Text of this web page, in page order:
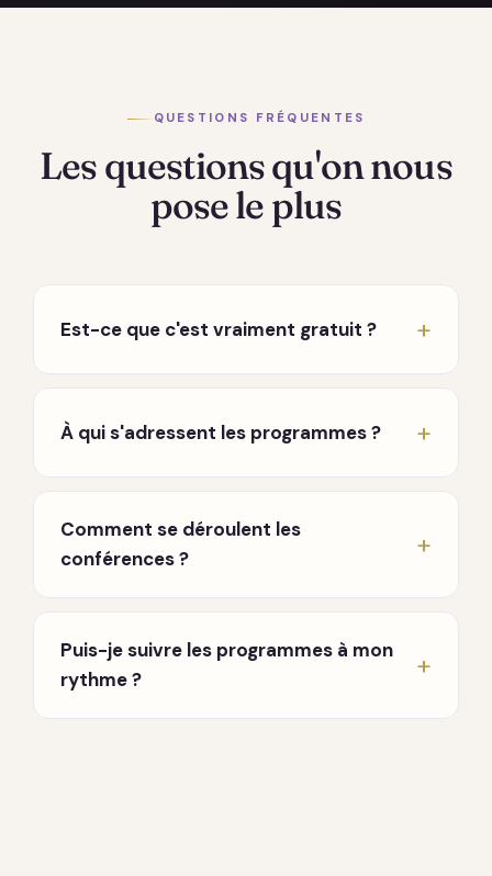
QUESTIONS FRÉQUENTES
Les questions qu'on nous
pose le plus
Est-ce que c'est vraiment gratuit ?
carte bancaire ni engagement. Seuls les
À qui s'adressent les programmes ?
traversiez une période difficile, que vous
cherchiez à mieux vous connaître, ou que vous
souhaitiez approfondir une pratique. Aucun
Comment se déroulent les
conférences ?
Un enseignant partage et répond à vos
questions. Vous recevez les invitations par
email dès votre inscription.
Puis-je suivre les programmes à mon
rythme ?